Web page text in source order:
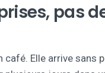
pas
café. Elle arrive sans